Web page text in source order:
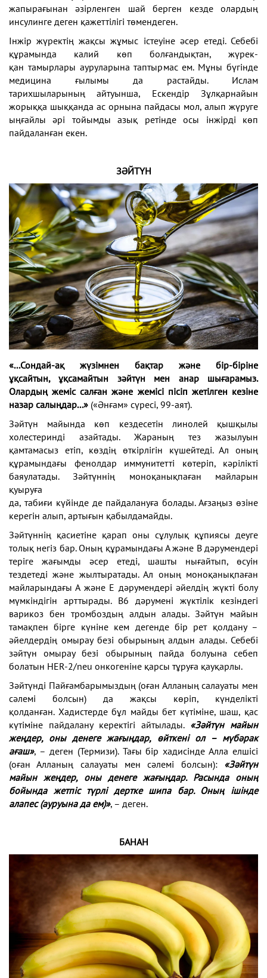
жапырағынан әзірленген шай берген кезде олардың
инсулинге деген қажеттілігі төмендеген.
Інжір жүректің жақсы жұмыс істеуіне әсер етеді. Себебі
құрамында калий көп болғандықтан, жүрек-
қан тамырлары ауруларына таптырмас ем. Мұны бүгінде
медицина ғылымы да растайды. Ислам
тарихшыларының айтуынша, Ескендір Зұлқарнайын
жорыққа шыққанда ас орнына пайдасы мол, алып жүруге
ыңғайлы әрі тойымды азық ретінде осы інжірді көп
пайдаланған екен.
ЗӘЙТҮН
«...Сондай-ақ жүзімнен бақтар және бір-біріне
ұқсайтын, ұқсамайтын зәйтүн мен анар шығарамыз.
Олардың жеміс салғанжәне жемісі пісіп жетілген кезіне
назар салыңдар...» («Әнғам» сүресі, 99-аят).
Зәйтүн майында көп кездесетін линолей қышқылы
холестеринді азайтады. Жараның тез жазылуын
қамтамасыз етіп, көздің өткірлігін күшейтеді. Ал оның
құрамындағы фенолдар иммунитетті көтеріп, кәрілікті
баяулатады. Зәйтүннің моноқанықпаған майларын
қуыруға
да, табиғи күйінде де пайдалануға болады. Ағзаңыз өзіне
керегін алып, артығын қабылдамайды.
Зәйтүннің қасиетіне қарап оны сұлулық құпиясы деуге
толық негіз бар. Оның құрамындағы А және В дәрумендері
теріге жағымды әсер етеді, шашты нығайтып, өсуін
тездетеді және жылтыратады. Ал оның моноқанықпаған
майларындағы А және Е дәрумендері әйелдің жүкті болу
мүмкіндігін арттырады. В6 дәрумені жүктілік кезіндегі
варикоз бен тромбоздың алдын алады. Зәйтүн майын
тамақпен бірге күніне кем дегенде бір рет қолдану –
әйелдердің омырау безі обырының алдын алады. Себебі
зәйтүн омырау безі обырының пайда болуына себеп
болатын HER-2/neu онкогеніне қарсы тұруға қауқарлы.
Зәйтүнді Пайғамбарымыздың (оған Алланың салауаты мен
сәлемі болсын) да жақсы көріп, күнделікті
қолданған. Хадистерде бұл майды бет күтіміне, шаш, қас
күтіміне пайдалану керектігі айтылады. «Зәйтүн майын
жеңдер, оныденеге жағыңдар, өйткені ол – мүбәрак
ағаш», – деген (Термизи). Тағы бір хадисінде Алла елшісі
(оған Алланың салауаты мен сәлемі болсын): «Зәйтүн
майын жеңдер, оны денеге жағыңдар. Расында оның
бойында жетпіс түрлі дертке шипа бар. Оның ішінде
алапес (ауруына да ем)», – деген.
БАНАН